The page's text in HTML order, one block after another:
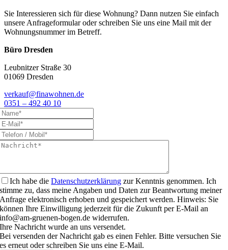
Sie Interessieren sich für diese Wohnung? Dann nutzen Sie einfach
unsere Anfrageformular oder schreiben Sie uns eine Mail mit der
Wohnungsnummer im Betreff.
Büro Dresden
Leubnitzer Straße 30
01069 Dresden
verkauf@finawohnen.de
0351 – 492 40 10
Ich habe dieDatenschutzerklärung zur Kenntnis genommen. Ich
stimme zu, dass meine Angaben und Daten zur Beantwortung meiner
Anfrage elektronisch erhoben und gespeichert werden. Hinweis: Sie
können Ihre Einwilligung jederzeit für die Zukunft per E-Mail an
info@am-gruenen-bogen.de widerrufen.
Ihre Nachricht wurde an uns versendet.
Bei versenden der Nachricht gab es einen Fehler. Bitte versuchen Sie
es erneut oder schreiben Sie uns eine E-Mail.